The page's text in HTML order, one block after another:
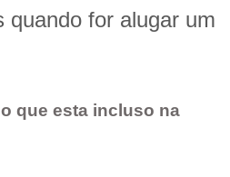
quando for alugar um
que esta incluso na